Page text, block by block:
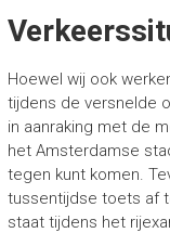
Hoewel wij ook
tijdens de versnelde
in aanraking met de
het Amsterdamse
tegen kunt komen.
tussentijdse toets af
staat tijdens het